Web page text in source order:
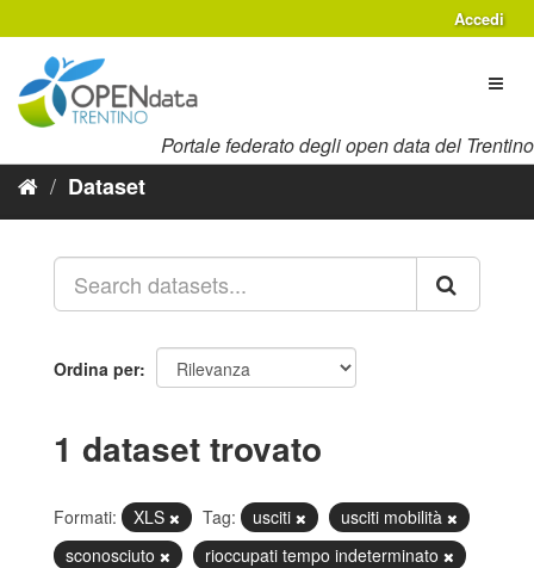
al
contenuto
Accedi
Portale federato degli open data del Trentino
Dataset
Ordina per
1 dataset trovato
Formati: XLS Tag: usciti
usciti mobilità
sconosciuto
rioccupati tempo indeterminato